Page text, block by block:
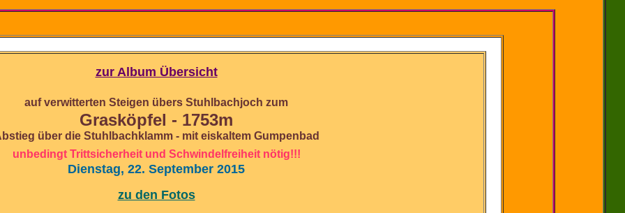
zur Album Übersicht
auf verwitterten Steigen übers Stuhlbachjoch zum
Grasköpfel - 1753m
über die Stuhlbachklamm- mit eiskaltem Gumpenbad
unbedingt Trittsicherheit und Schwindelfreiheit nötig!!!
Dienstag, 22. September 2015
zu den Fotos